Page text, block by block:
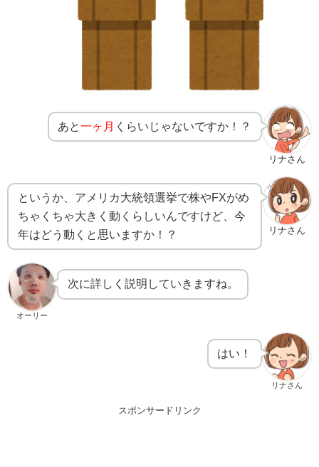
リナさん
あと一ヶ月 くらいじゃないですか！？
リナさん
というか、アメリカ大統領選挙で株やFXがめ
ちゃくちゃ大きく動くらしいんですけど、今
年はどう動くと思いますか！？
オーリー
次に詳しく説明していきますね。
リナさん
はい！
スポンサードリンク